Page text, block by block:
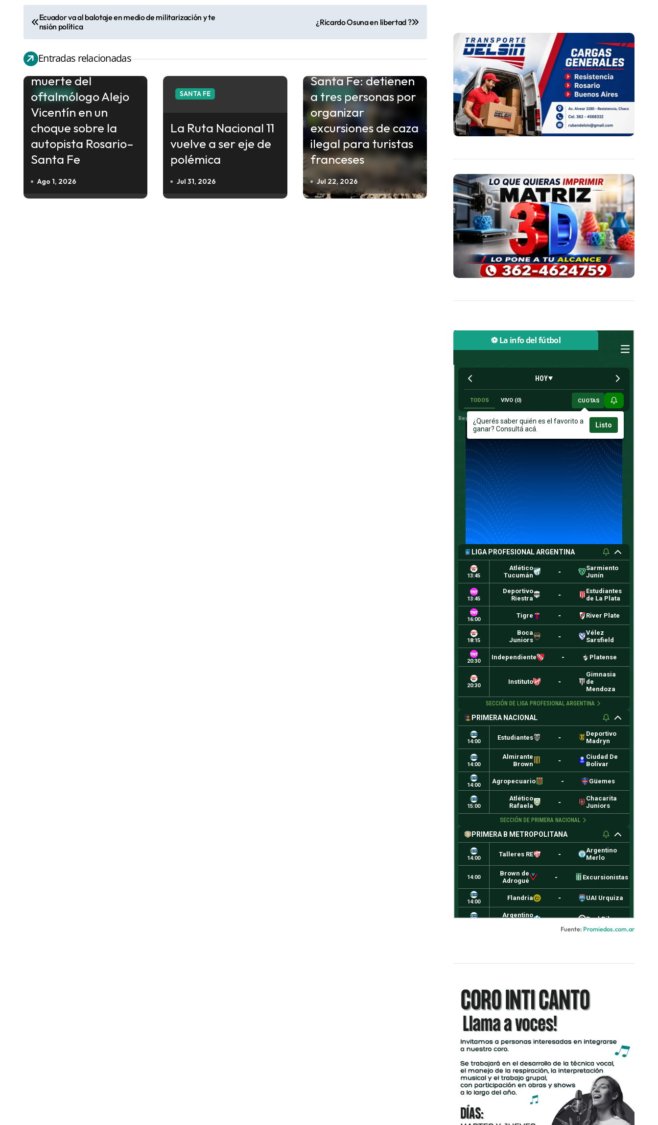
a
v
e
g
e
Ecuador va al balotaje en medio de militarización y te
nsión política
¿Ricardo Osuna en libertad ?
Entradas relacionadas
SANTA FE
Dolor en
Avellaneda por la
muerte del
oftalmólogo Alejo
Vicentín en un
choque sobre la
autopista Rosario–
Santa Fe
Ago 1, 2026
SANTA FE
La Ruta Nacional 11
vuelve a ser eje de
polémica
Jul 31, 2026
SANTA FE
Santa Fe: detienen
a tres personas por
organizar
excursiones de caza
ilegal para turistas
franceses
Jul 22, 2026
⚽ La info del fútbol
Fuente: Promiedos.com.ar